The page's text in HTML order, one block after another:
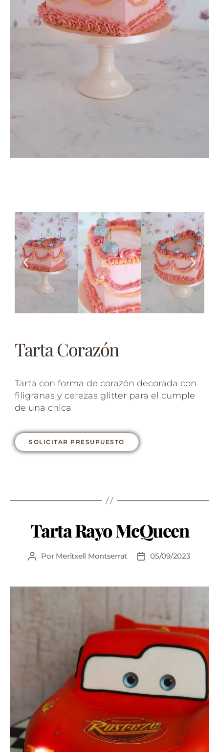
Tarta Corazón
Tarta con forma de corazón decorada con
filigranas y cerezas glitter para el cumple
de una chica
SOLICITAR PRESUPUESTO
Tarta Rayo McQueen
Por Meritxell Montserrat 05/09/2023